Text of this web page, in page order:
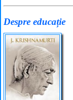
Despre educație